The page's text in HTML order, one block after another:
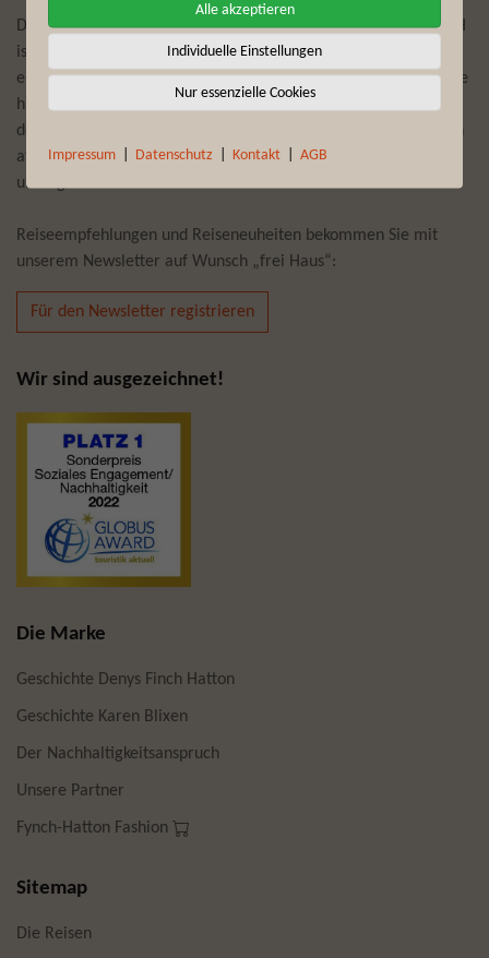
Alle akzeptieren
Individuelle Einstellungen
Nur essenzielle Cookies
Impressum Datenschutz Kontakt AGB
Der Reiseveranstalter First Reisebüro Mönchengladbach GmbH
ist seit mehr als 75 Jahren Experte darin, Reisewünsche zu
erfüllen und täglich individuelle Trips und Touren zu planen. Die
hier angebotenen Erlebnisreisen zu Traumdestinationen auf
dem afrikanischen Kontinent bescheren Ihnen, gepaart mit den
afrikanischen Wurzeln der Brand-Story von Fynch-Hatton,
unvergessliche Momente.
Reiseempfehlungen und Reiseneuheiten bekommen Sie mit
unserem Newsletter auf Wunsch „frei Haus“:
Für den Newsletter registrieren
Wir sind ausgezeichnet!
Die Marke
Geschichte Denys Finch Hatton
Geschichte Karen Blixen
Der Nachhaltigkeitsanspruch
Unsere Partner
Fynch-Hatton Fashion
Sitemap
Die Reisen